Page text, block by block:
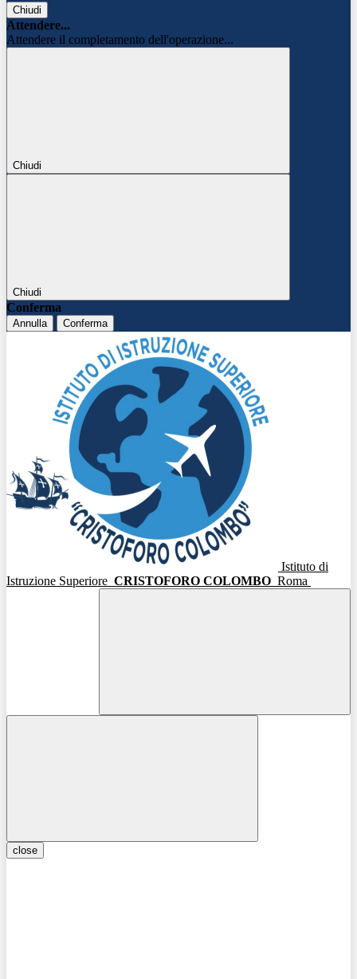
Chiudi
Attendere...
Attendere il completamento dell'operazione...
Chiudi
Chiudi
Conferma
Annulla Conferma
Istituto di
Istruzione Superiore CRISTOFORO COLOMBO Roma
close